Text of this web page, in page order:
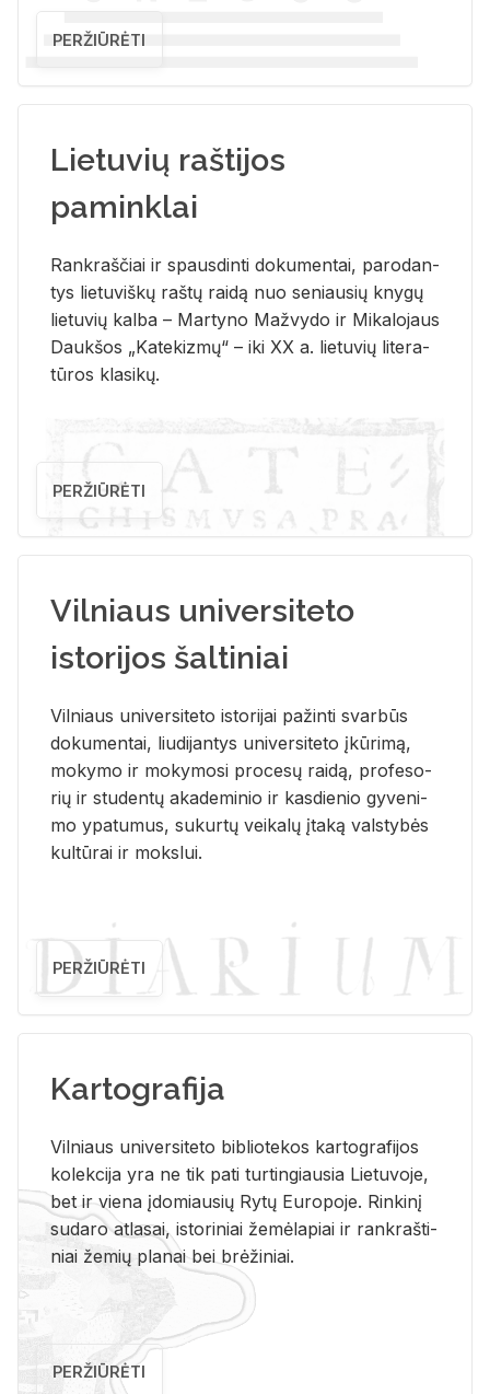
PERŽIŪRĖTI
Lietuvių raštijos
paminklai
Rank­raš­čiai ir spaus­din­ti do­ku­men­tai, pa­ro­dan­
tys lie­tu­viš­kų raš­tų rai­dą nuo se­niau­sių kny­gų
lie­tu­vių kal­ba – Mar­ty­no Ma­žvy­do ir Mi­ka­lo­jaus
Dauk­šos „Ka­te­kiz­mų“ – iki XX a. lie­tu­vių li­te­ra­
tū­ros kla­si­kų.
PERŽIŪRĖTI
Vilniaus universiteto
istorijos šaltiniai
Vil­niaus uni­ver­si­te­to is­to­ri­jai pa­žin­ti svar­būs
do­ku­men­tai, liu­di­jan­tys uni­ver­si­te­to įkū­ri­mą,
mo­ky­mo ir mo­ky­mo­si pro­ce­sų rai­dą, pro­fe­so­
rių ir stu­den­tų aka­de­mi­nio ir kas­die­nio gy­ve­ni­
mo ypa­tu­mus, su­kur­tų vei­ka­lų įta­ką vals­ty­bės
kul­tū­rai ir moks­lui.
PERŽIŪRĖTI
Kartografija
Vil­niaus uni­ver­si­te­to bi­b­lio­te­kos kar­to­gra­fi­jos
ko­lek­ci­ja yra ne tik pati tur­tin­giau­sia Lie­tu­vo­je,
bet ir vie­na įdo­miau­sių Rytų Eu­ro­po­je. Rin­ki­nį
su­da­ro at­la­sai, is­to­ri­niai že­mė­la­piai ir rank­raš­ti­
niai že­mių pla­nai bei brė­ži­niai.
PERŽIŪRĖTI